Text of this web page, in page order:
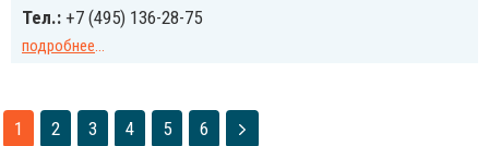
Тел.: +7 (495) 136-28-75
подробнее...
1 2 3 4 5 6